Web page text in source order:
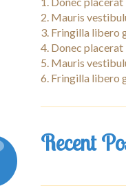
Mauris
Fringilla libero
Donec
Mauris
Fringilla libero
Recent